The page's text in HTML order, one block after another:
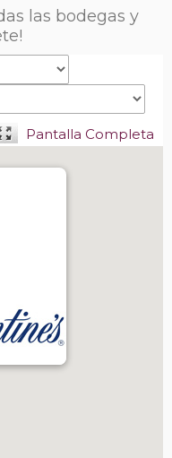
las bodegas y
Pantalla Completa